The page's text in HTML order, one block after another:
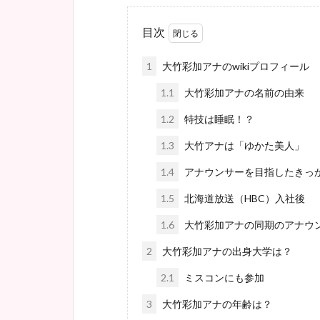
目次
1 大竹彩加アナのwikiプロフィール
1.1 大竹彩加アナの名前の由来
1.2 特技は睡眠！？
1.3 大竹アナは「ゆかた美人」
1.4 アナウンサーを目指したきっ
1.5 北海道放送（HBC）入社後
1.6 大竹彩加アナの同期のアナウ
2 大竹彩加アナの出身大学は？
2.1 ミスコンにも参加
3 大竹彩加アナの年齢は？